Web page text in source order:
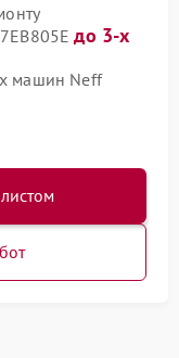
до 3-х
машин Neff